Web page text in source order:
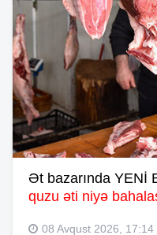
Ət bazarında YENİ
quzu əti niyə
08 Avqust 2026, 17:14